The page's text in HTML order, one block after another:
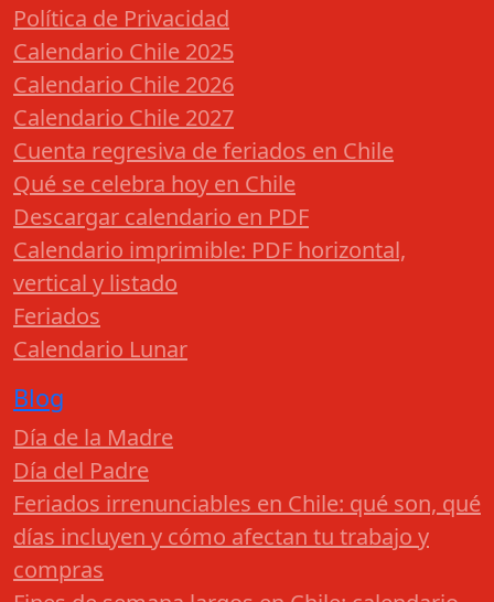
Política de Privacidad
Calendario Chile 2025
Calendario Chile 2026
Calendario Chile 2027
Cuenta regresiva de feriados en Chile
Qué se celebra hoy en Chile
Descargar calendario en PDF
Calendario imprimible: PDF horizontal,
vertical y listado
Feriados
Calendario Lunar
Blog
Día de la Madre
Día del Padre
Feriados irrenunciables en Chile: qué son, qué
días incluyen y cómo afectan tu trabajo y
compras